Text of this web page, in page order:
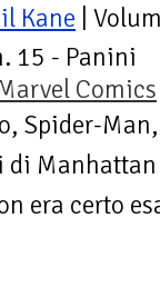
Kane |
15 - Panini
Comics
Spider-
era certo